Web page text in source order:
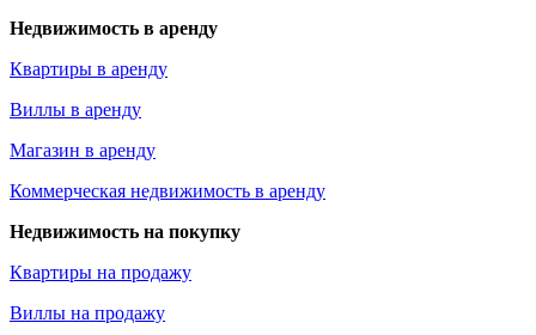
Недвижимость в аренду
Квартиры в аренду
Виллы в аренду
Магазин в аренду
Коммерческая недвижимость в аренду
Недвижимость на покупку
Квартиры на продажу
Виллы на продажу